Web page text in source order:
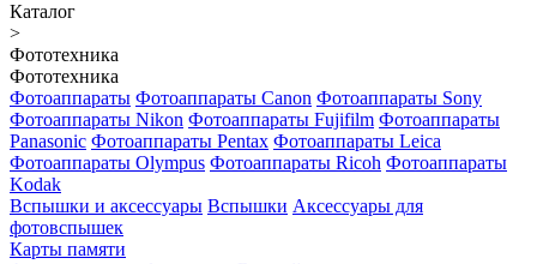
Каталог
>
Фототехника
Фототехника
Фотоаппараты Фотоаппараты Canon Фотоаппараты Sony
Фотоаппараты Nikon Фотоаппараты Fujifilm Фотоаппараты
Panasonic Фотоаппараты Pentax Фотоаппараты Leica
Фотоаппараты Olympus Фотоаппараты Ricoh Фотоаппараты
Kodak
Вспышки и аксессуары Вспышки Аксессуары для
фотовспышек
Карты памяти